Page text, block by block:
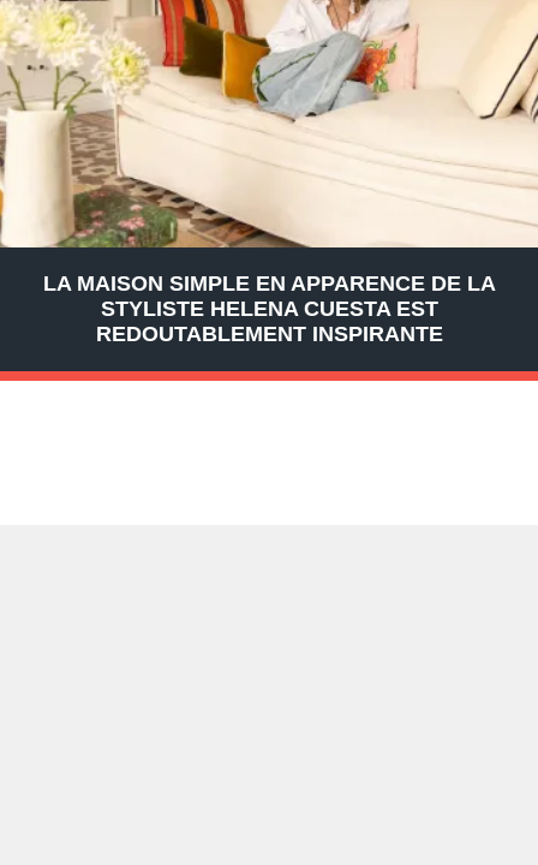
LA MAISON SIMPLE EN APPARENCE DE LA
STYLISTE HELENA CUESTA EST
REDOUTABLEMENT INSPIRANTE